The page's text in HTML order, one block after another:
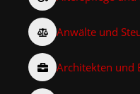
Anwälte und
Architekten und